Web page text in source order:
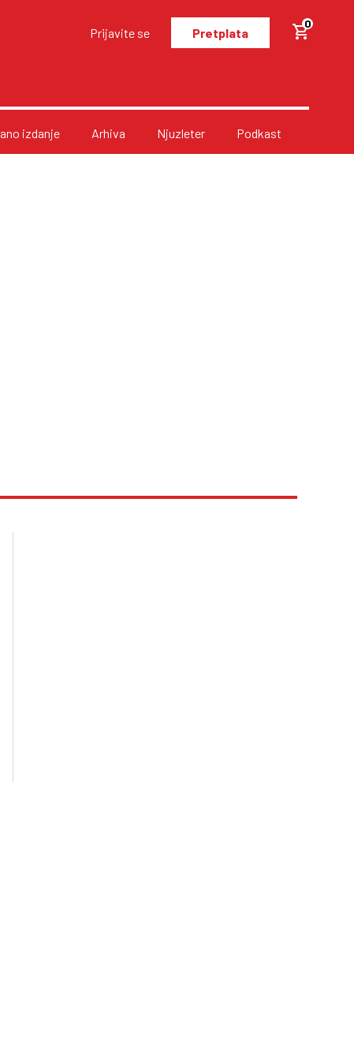
Prijavite se Pretplata
0
izdanje Arhiva Njuzleter Podkast